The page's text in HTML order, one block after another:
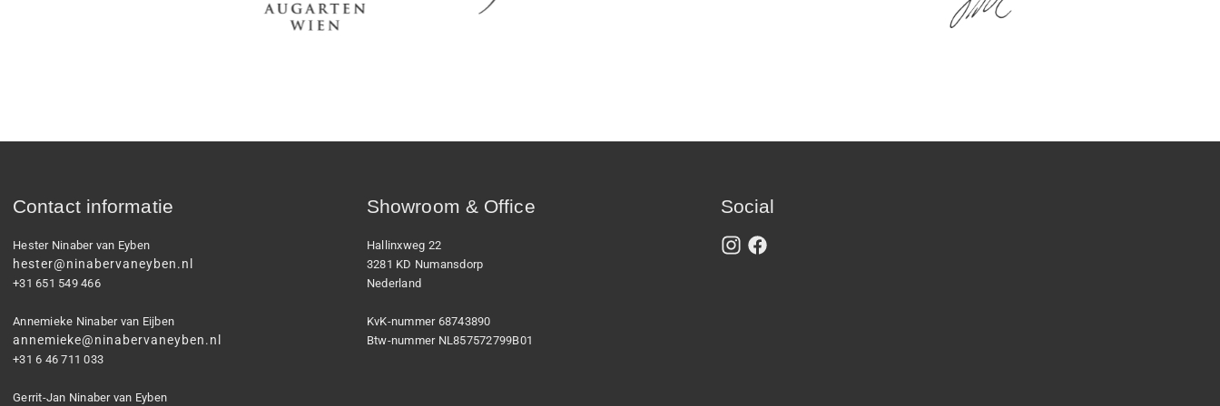
Contact informatie
Hester Ninaber van Eyben
hester@ninabervaneyben.nl
+31 651 549 466
Annemieke Ninaber van Eijben
annemieke@ninabervaneyben.nl
+31 6 46 711 033
Gerrit-Jan Ninaber van Eyben
Showroom & Office
Hallinxweg 22
3281 KD Numansdorp
Nederland
KvK-nummer 68743890
Btw-nummer NL857572799B01
Social